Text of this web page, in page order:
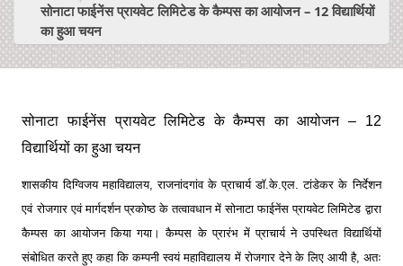
सोनाटा फाईनेंस प्रायवेट लिमिटेड के कैम्पस का आयोजन – 12 विद्यार्थियों
का हुआ चयन
सोनाटा फाईनेंस प्रायवेट लिमिटेड के कैम्पस का आयोजन – 12
विद्यार्थियों का हुआ चयन
शासकीय दिग्विजय महाविद्यालय, राजनांदगांव के प्राचार्य डाॅ.के.एल. टांडेकर के निर्देशन
एवं रोजगार एवं मार्गदर्शन प्रकोष्ठ के तत्वावधान में सोनाटा फाईनेंस प्रायवेट लिमिटेड द्वारा
कैम्पस का आयोजन किया गया। कैम्पस के प्रारंभ में प्राचार्य ने उपस्थित विद्यार्थियों
संबोधित करते हुए कहा कि कम्पनी स्वयं महाविद्यालय में रोजगार देने के लिए आयी है, अतः